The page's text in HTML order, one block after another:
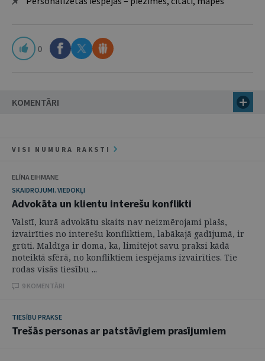
0
KOMENTĀRI
VISI NUMURA RAKSTI
ELĪNA EIHMANE
SKAIDROJUMI. VIEDOKĻI
Advokāta un klientu interešu konflikti
Valstī, kurā advokātu skaits nav neizmērojami plašs,
izvairīties no interešu konfliktiem, labākajā gadījumā, ir
grūti. Maldīga ir doma, ka, limitējot savu praksi kādā
noteiktā sfērā, no konfliktiem iespējams izvairīties. Tie
rodas visās tiesību ...
9 KOMENTĀRI
TIESĪBU PRAKSE
Trešās personas ar patstāvīgiem prasījumiem